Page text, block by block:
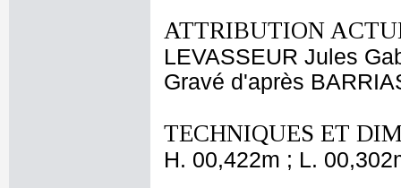
ATTRIBUTION
LEVASSEUR Jules
Gravé d'après
TECHNIQUES ET
H. 00,422m ; L.